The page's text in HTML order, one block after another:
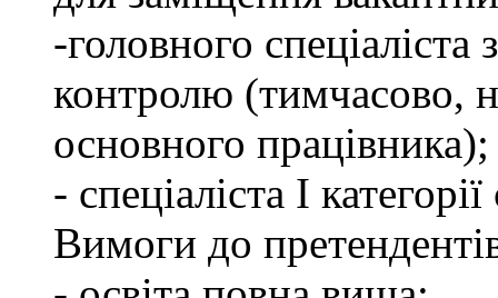
-головного спеціаліста
контролю (тимчасово,
основного працівника);
- спеціаліста І
Вимоги до